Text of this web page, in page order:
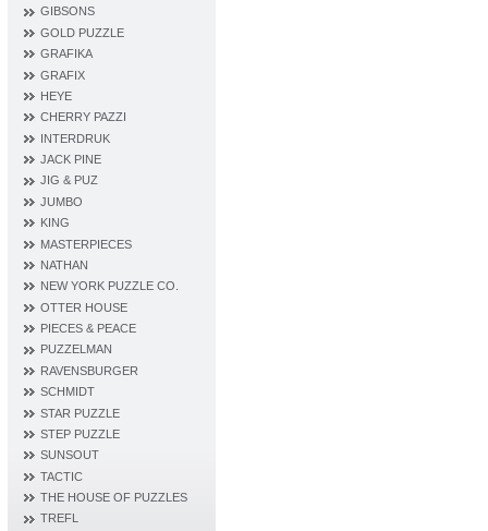
GIBSONS
GOLD PUZZLE
GRAFIKA
GRAFIX
HEYE
CHERRY PAZZI
INTERDRUK
JACK PINE
JIG & PUZ
JUMBO
KING
MASTERPIECES
NATHAN
NEW YORK PUZZLE CO.
OTTER HOUSE
PIECES & PEACE
PUZZELMAN
RAVENSBURGER
SCHMIDT
STAR PUZZLE
STEP PUZZLE
SUNSOUT
TACTIC
THE HOUSE OF PUZZLES
TREFL